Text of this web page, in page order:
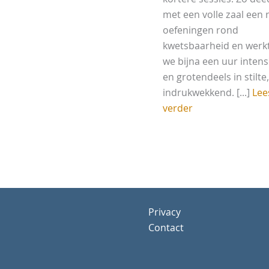
met een volle zaal een
oefeningen rond
kwetsbaarheid en
we bijna een uur
en grotendeels in
indrukwekkend. [...]
verder
Privacy
Contact